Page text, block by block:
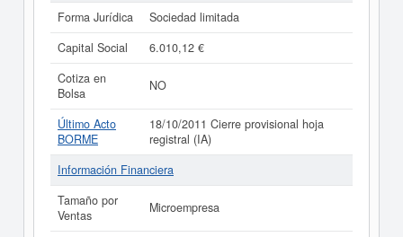
Forma Jurídica
Sociedad limitada
Capital Social
6.010,12 €
Cotiza en
Bolsa
NO
Último Acto
BORME
18/10/2011 Cierre provisional hoja
registral (IA)
Información Financiera
Tamaño por
Ventas
Microempresa